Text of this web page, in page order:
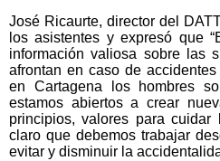
José Ricaurte, director del
los asistentes y expresó que
información valiosa sobre las
afrontan en caso de
en Cartagena los hombres
estamos abiertos a crear
principios, valores para
claro que debemos trabajar
evitar y disminuir la